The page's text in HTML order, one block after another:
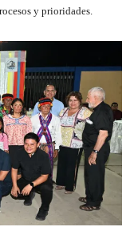
y prioridades.